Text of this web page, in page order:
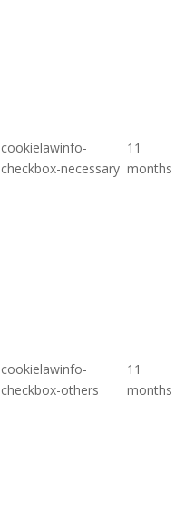
cookielawinfo-
checkbox-necessary
11
months
cookielawinfo-
checkbox-others
11
months